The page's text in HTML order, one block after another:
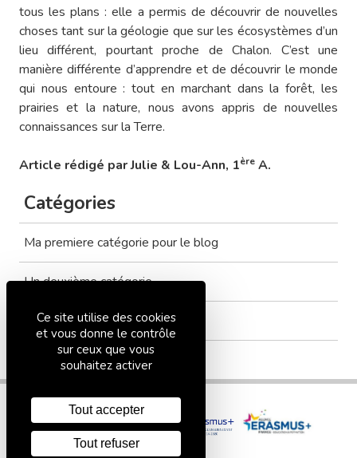
tous les plans : elle a permis de découvrir de nouvelles
choses tant sur la géologie que sur les écosystèmes d’un
lieu différent, pourtant proche de Chalon. C’est une
manière différente d’apprendre et de découvrir le monde
qui nous entoure : tout en marchant dans la forêt, les
prairies et la nature, nous avons appris de nouvelles
connaissances sur la Terre.
Article rédigé par Julie & Lou-Ann, 1ère A.
Catégories
Ma premiere catégorie pour le blog
Un deuxième catégorie
Tout voir
Ce site utilise des cookies
et vous donne le contrôle
sur ceux que vous
souhaitez activer
Tout accepter
Tout refuser